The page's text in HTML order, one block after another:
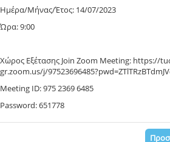
Ημέρα/Μήνας/Έτος: 14/07/2023
Ώρα: 9:00
Χώρος Εξέτασης Join Zoom Meeting: https://
gr.zoom.us/j/
Meeting ID: 975 2369 6485
Password: 651778